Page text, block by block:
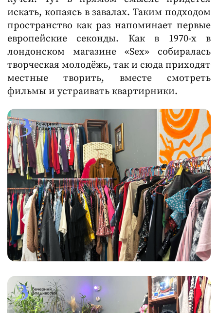
искать, копаясь в завалах. Таким подходом
пространство как раз напоминает первые
европейские секонды. Как в 1970-х в
лондонском магазине «Sex» собиралась
творческая молодёжь, так и сюда приходят
местные творить, вместе смотреть
фильмы и устраивать квартирники.